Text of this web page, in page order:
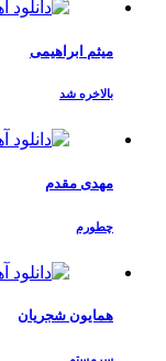
میثم ابراهیمی
بالاخره شد
مهدی مقدم
چطورم
همایون شجریان